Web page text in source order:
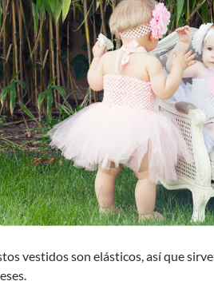
vestidos son elásticos, así que